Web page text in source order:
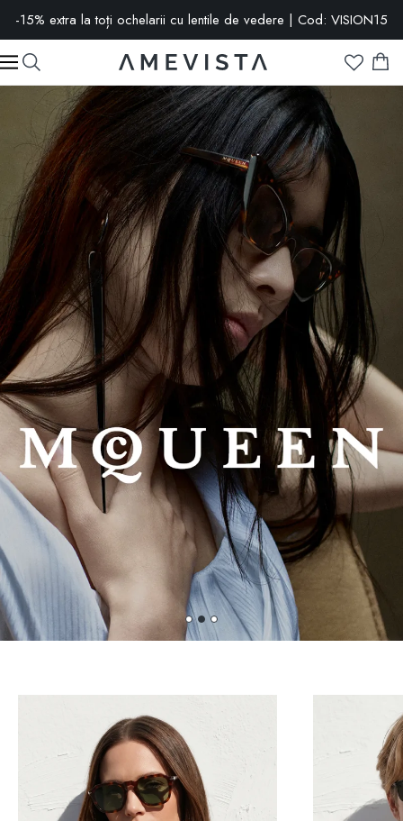
-15% extra la toți ochelarii cu lentile de vedere | Cod: VISION15